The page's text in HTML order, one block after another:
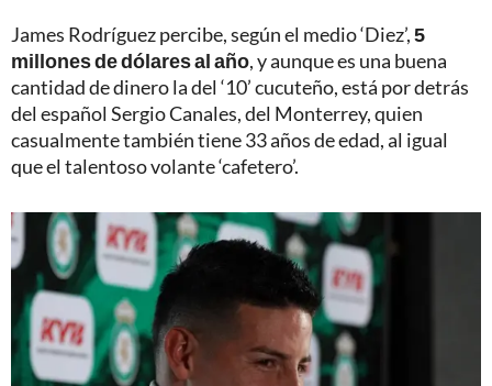
James Rodríguez percibe, según el medio ‘Diez’,5
millones de dólares al año, y aunque es una buena
cantidad de dinero la del ‘10’ cucuteño, está por detrás
del español Sergio Canales, del Monterrey, quien
casualmente también tiene 33 años de edad, al igual
que el talentoso volante ‘cafetero’.